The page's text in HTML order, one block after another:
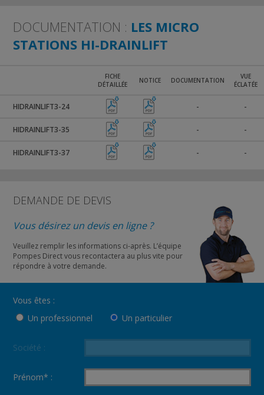
DOCUMENTATION : LES MICRO
STATIONS HI-DRAINLIFT
FICHE
DÉTAILLÉE
NOTICE DOCUMENTATION
VUE
ÉCLATÉE
HIDRAINLIFT3-24 - -
HIDRAINLIFT3-35 - -
HIDRAINLIFT3-37 - -
DEMANDE DE DEVIS
Vous désirez un devis en ligne ?
Veuillez remplir les informations ci-après. L’équipe
Pompes Direct vous recontactera au plus vite pour
répondre à votre demande.
Vous êtes :
Un professionnel
Un particulier
Société :
Prénom* :